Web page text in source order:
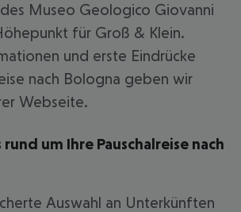
Museo Geologico Giovanni
für Groß & Klein.
und erste Eindrücke
nach Bologna geben wir
Webseite.
um Ihre Pauschalreise nach
Auswahl an Unterkünften